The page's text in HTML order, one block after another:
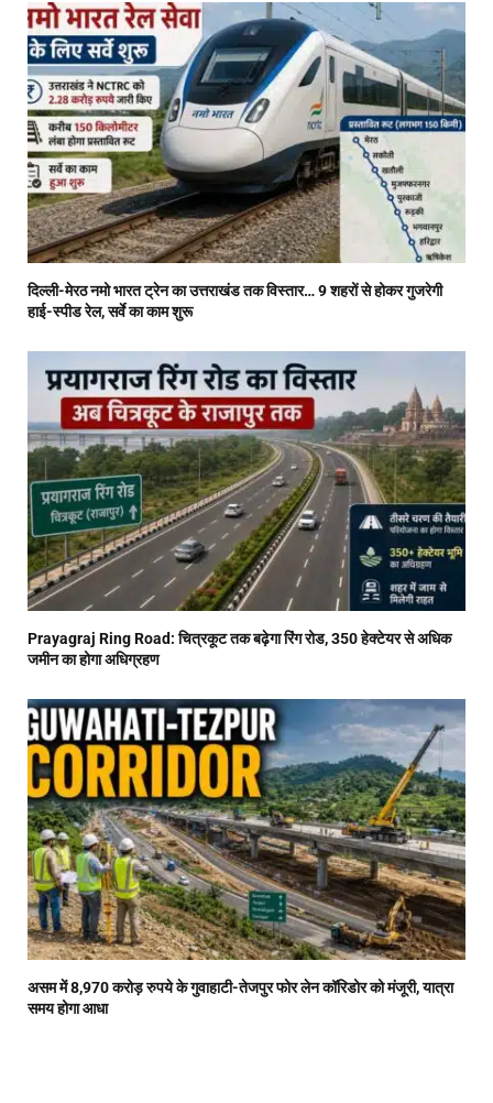
दिल्ली-मेरठ नमो भारत ट्रेन का उत्तराखंड तक विस्तार… 9 शहरों से होकर गुजरेगी
हाई-स्पीड रेल, सर्वे का काम शुरू
Prayagraj Ring Road: चित्रकूट तक बढ़ेगा रिंग रोड, 350 हेक्टेयर से अधिक
जमीन का होगा अधिग्रहण
असम में 8,970 करोड़ रुपये के गुवाहाटी-तेजपुर फोर लेन कॉरिडोर को मंजूरी, यात्रा
समय होगा आधा